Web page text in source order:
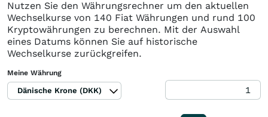
Nutzen Sie den Währungsrechner um den aktuellen
Wechselkurse von 140 Fiat Währungen und rund 100
Kryptowährungen zu berechnen. Mit der Auswahl
eines Datums können Sie auf historische
Wechselkurse zurückgreifen.
Meine Währung
Dänische Krone (DKK)